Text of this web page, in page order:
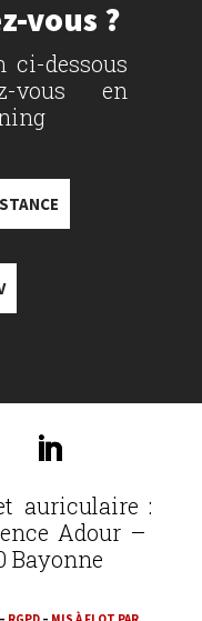
vous ?
ci-dessous
vous en
auriculaire :
Adour –
Bayonne